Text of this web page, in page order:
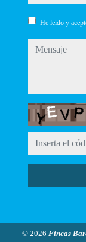
He leído y
mensaje
Captcha
© 2026 Fincas